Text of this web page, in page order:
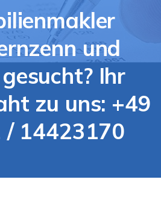
und
Ihr
zu uns: +49
/ 14423170